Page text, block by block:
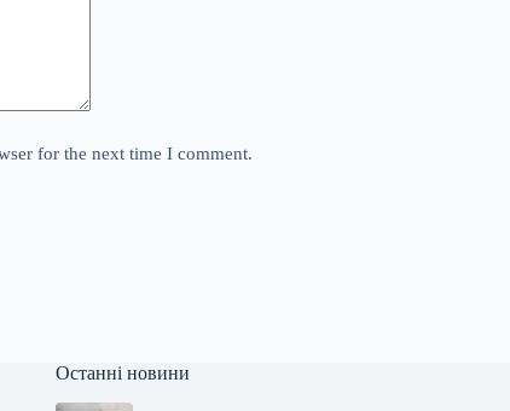
for the next time I comment.
Останні новини